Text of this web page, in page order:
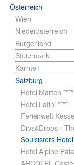
Österreich
Wien
Niederösterreich
Burgenland
Steiermark
Kärnten
Salzburg
Hotel Marten ****
Hotel Latini ****
Ferienwelt
Dips&Drops -
Soulsisters
Hotel Alpine